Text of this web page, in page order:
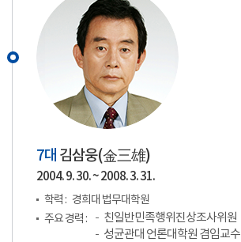
7대 김삼웅(金三雄)
2004. 9. 30. ~ 2008. 3. 31.
학력 : 경희대 법무대학원
주요 경력 :
친일반민족행위진상조사위원
성균관대 언론대학원 겸임교수